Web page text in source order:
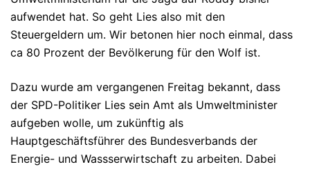
aufwendet hat. So geht Lies also mit den
Steuergeldern um. Wir betonen hier noch einmal, dass
ca 80 Prozent der Bevölkerung für den Wolf ist.
Dazu wurde am vergangenen Freitag bekannt, dass
der SPD-Politiker Lies sein Amt als Umweltminister
aufgeben wolle, um zukünftig als
Hauptgeschäftsführer des Bundesverbands der
Energie- und Wassserwirtschaft zu arbeiten. Dabei